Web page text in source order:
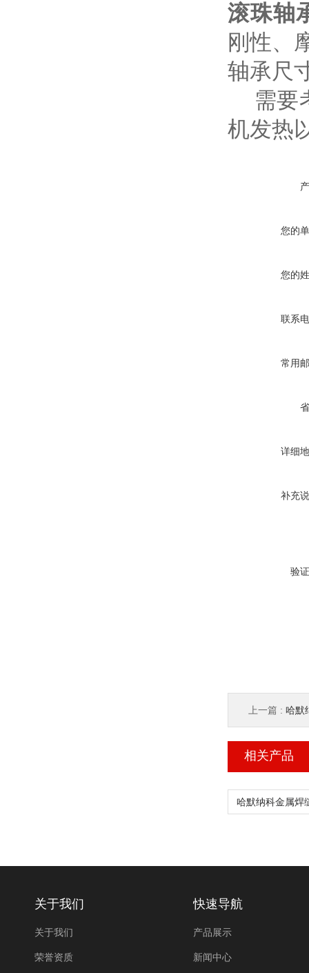
滚珠轴
刚性、
轴承尺
需要
机发热
您的
您的
联系
常用
详细
补充
验
上一篇 : 哈默
相关产品
关于我们
关于我们
荣誉资质
快速导航
产品展示
新闻中心